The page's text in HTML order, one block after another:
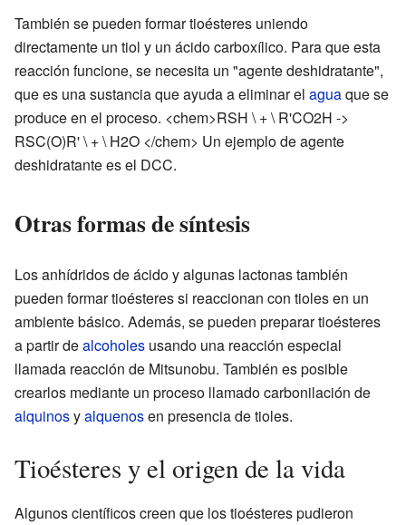
También se pueden formar tioésteres uniendo
directamente un tiol y un ácido carboxílico. Para que esta
reacción funcione, se necesita un "agente deshidratante",
que es una sustancia que ayuda a eliminar el aguaque se
produce en el proceso. <chem>RSH \ + \ R'CO2H ->
RSC(O)R' \ + \ H2O </chem> Un ejemplo de agente
deshidratante es el DCC.
Otras formas de síntesis
Los anhídridos de ácido y algunas lactonas también
pueden formar tioésteres si reaccionan con tioles en un
ambiente básico. Además, se pueden preparar tioésteres
a partir dealcoholes usando una reacción especial
llamada reacción de Mitsunobu. También es posible
crearlos mediante un proceso llamado carbonilación de
alquinosyalquenosen presencia de tioles.
Tioésteres y el origen de la vida
Algunos científicos creen que los tioésteres pudieron